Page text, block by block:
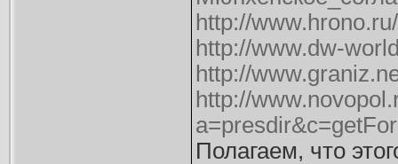
http://
http://www.dw-
http://
http://
Полагаем, что